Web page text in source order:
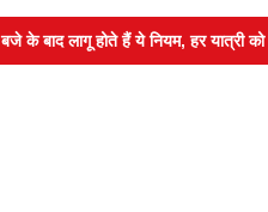
हैं ये नियम, हर यात्री को होनी